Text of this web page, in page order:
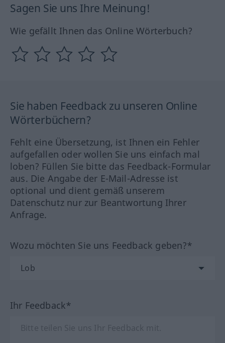
Sagen Sie uns Ihre Meinung!
Wie gefällt Ihnen das Online Wörterbuch?
Sie haben Feedback zu unseren Online
Wörterbüchern?
Fehlt eine Übersetzung, ist Ihnen ein Fehler
aufgefallen oder wollen Sie uns einfach mal
loben? Füllen Sie bitte das Feedback-Formular
aus. Die Angabe der E-Mail-Adresse ist
optional und dient gemäß unserem
Datenschutz nur zur Beantwortung Ihrer
Anfrage.
Wozu möchten Sie uns Feedback geben?*
Ihr Feedback*